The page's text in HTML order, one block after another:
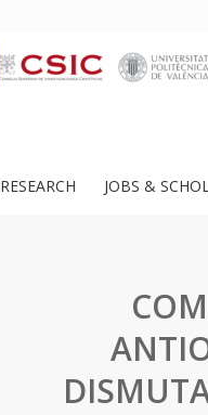
RESEARCH JOBS &